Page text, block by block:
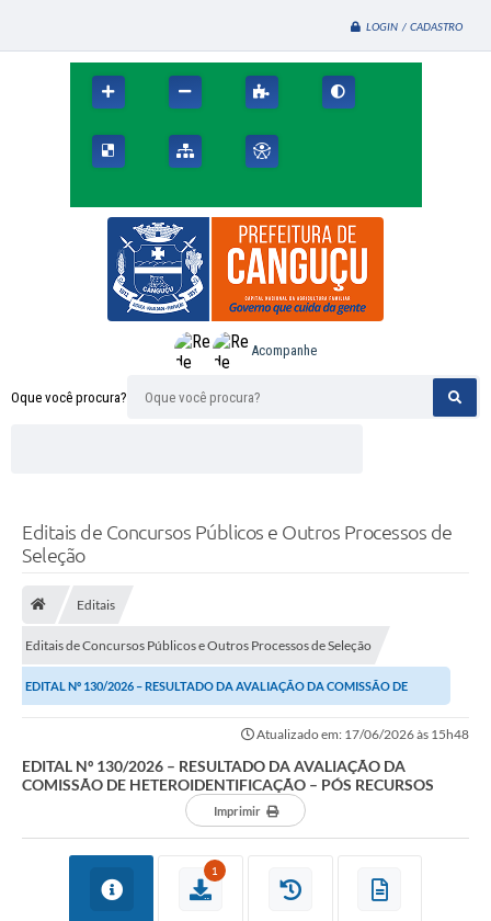
LOGIN / CADASTRO
Oque você procura?
Acompanhe
Editais de Concursos Públicos e Outros Processos de
Seleção
Editais
Editais de Concursos Públicos e Outros Processos de Seleção
EDITAL Nº 130/2026 – RESULTADO DA AVALIAÇÃO DA COMISSÃO DE
HETEROIDENTIFICAÇÃO – PÓS RECURSOS
Atualizado em: 17/06/2026 às 15h48
EDITAL Nº 130/2026 – RESULTADO DA AVALIAÇÃO DA
COMISSÃO DE HETEROIDENTIFICAÇÃO – PÓS RECURSOS
Imprimir
1